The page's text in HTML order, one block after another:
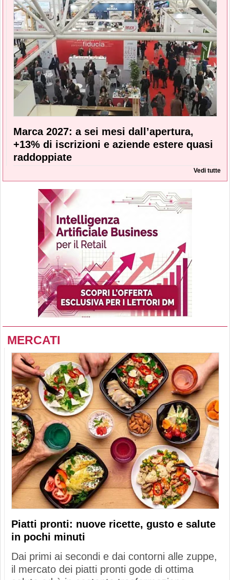
Marca 2027: a sei mesi dall’apertura,
+13% di iscrizioni e aziende estere quasi
raddoppiate
Vedi tutte
MERCATI
Piatti pronti: nuove ricette, gusto e salute
in pochi minuti
Dai primi ai secondi e dai contorni alle zuppe,
il mercato dei piatti pronti gode di ottima